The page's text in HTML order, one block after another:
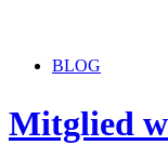
BLOG
Mitglied